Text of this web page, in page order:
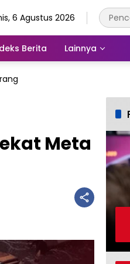
6 Agustus 2026
Berita Lainnya
Meta